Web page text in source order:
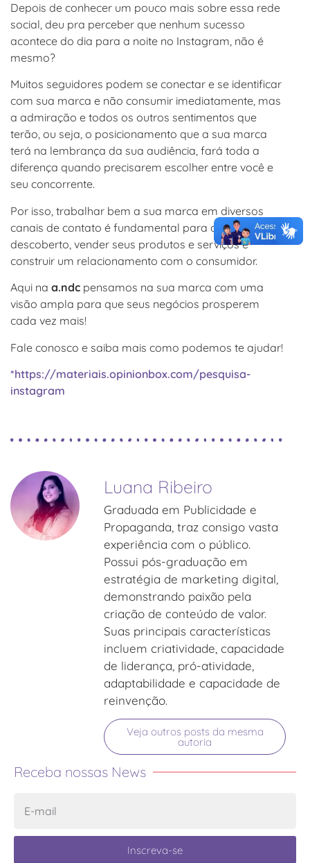
Depois de conhecer um pouco mais sobre essa rede
social, deu pra perceber que nenhum sucesso
acontece do dia para a noite no Instagram, não é
mesmo?
Muitos seguidores podem se conectar e se identificar
com sua marca e não consumir imediatamente, mas
a admiração e todos os outros sentimentos que
terão, ou seja, o posicionamento que a sua marca
terá na lembrança da sua audiência, fará toda a
diferença quando precisarem escolher entre você e
seu concorrente.
Por isso, trabalhar bem a sua marca em diversos
canais de contato é fundamental para conseguir ser
descoberto, vender seus produtos e serviços e
construir um relacionamento com o consumidor.
Aqui na a.ndc pensamos na sua marca com uma
visão ampla para que seus negócios prosperem
cada vez mais!
Fale conosco e saiba mais como podemos te ajudar!
*https://materiais.opinionbox.com/pesquisa-
instagram
Luana Ribeiro
Graduada em Publicidade e
Propaganda, traz consigo vasta
experiência com o público.
Possui pós-graduação em
estratégia de marketing digital,
demonstrando paixão pela
criação de conteúdo de valor.
Suas principais características
incluem criatividade, capacidade
de liderança, pró-atividade,
adaptabilidade e capacidade de
reinvenção.
Veja outros posts da mesma
autoria
Receba nossas News
Inscreva-se